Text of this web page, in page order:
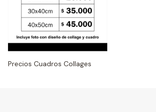
Precios Cuadros Collages